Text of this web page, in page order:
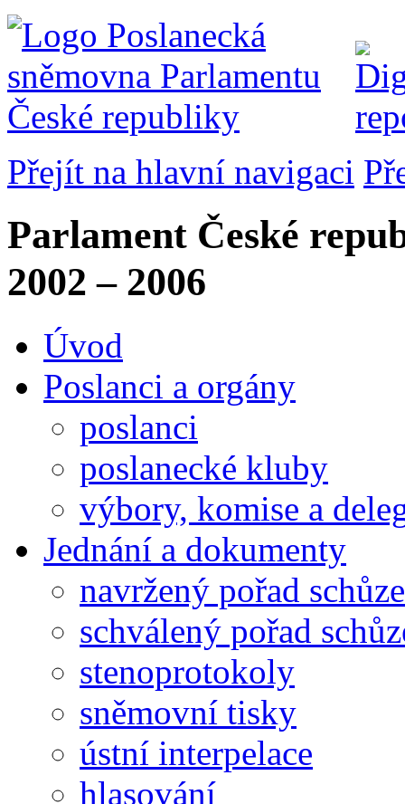
Přejít na hlavní navigaci
Parlament České
2002 – 2006
Úvod
Poslanci a orgány
poslanci
poslanecké kluby
výbory, komise a
Jednání a dokumenty
navržený pořad schůze
schválený pořad
stenoprotokoly
sněmovní tisky
ústní interpelace
hlasování